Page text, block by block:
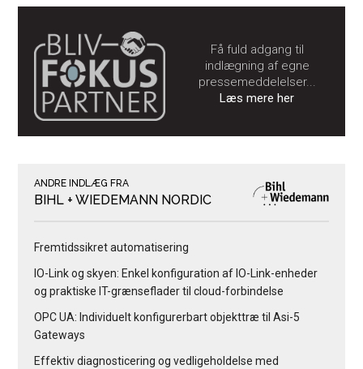
Få fuld adgang til
indlægning af egne
pressemeddelelser...
Læs mere her
ANDRE INDLÆG FRA
BIHL + WIEDEMANN NORDIC
Fremtidssikret automatisering
IO-Link og skyen: Enkel konfiguration af IO-Link-enheder
og praktiske IT-grænseflader til cloud-forbindelse
OPC UA: Individuelt konfigurerbart objekttræ til Asi-5
Gateways
Effektiv diagnosticering og vedligeholdelse med